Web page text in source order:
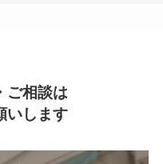
ご相談は
いします